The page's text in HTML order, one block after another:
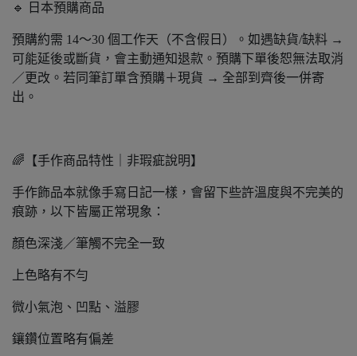
🔹 日本預購商品
預購約需 14～30 個工作天（不含假日）。如遇缺貨/缺料 →
可能延後或斷貨，會主動通知退款。預購下單後恕無法取消
／更改。若同筆訂單含預購＋現貨 → 全部到齊後一併寄
出。
🌈【手作商品特性｜非瑕疵說明】
手作飾品本就像手寫日記一樣，會留下些許溫度與不完美的
痕跡，以下皆屬正常現象：
顏色深淺／筆觸不完全一致
上色略有不勻
微小氣泡、凹點、溢膠
鑲鑽位置略有偏差